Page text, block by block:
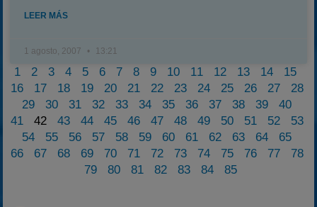
LEER MÁS
1 agosto, 2007 13:21
1 2 3 4 5 6 7 8 9 10 11 12 13 14
15
16
17 18 19 20 21 22 23 24 25 26 27
28
29
30 31 32 33 34 35 36 37 38 39
40
41
42 43 44 45 46 47 48 49 50 51 52
53
54
55 56 57 58 59 60 61 62 63 64
65
66
67 68 69 70 71 72 73 74 75 76 77
78
79
80 81 82 83 84 85